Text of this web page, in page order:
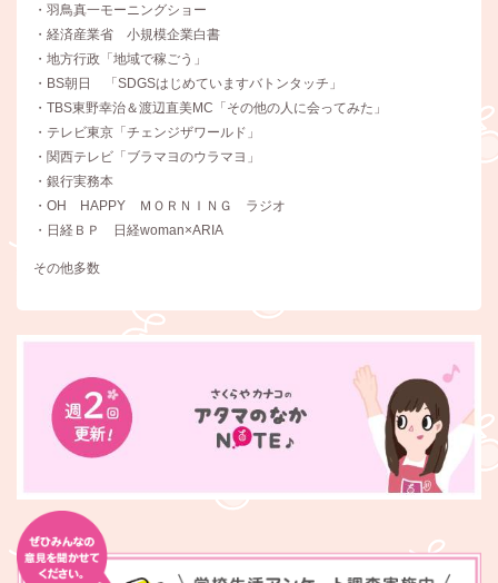
・羽鳥真一モーニングショー
・経済産業省 小規模企業白書
・地方行政「地域で稼ごう」
・BS朝日 「SDGSはじめていますバトンタッチ」
・TBS東野幸治＆渡辺直美MC「その他の人に会ってみた」
・テレビ東京「チェンジザワールド」
・関西テレビ「ブラマヨのウラマヨ」
・銀行実務本
・OH HAPPY ＭＯＲＮＩＮＧ ラジオ
・日経ＢＰ 日経woman×ARIA
その他多数